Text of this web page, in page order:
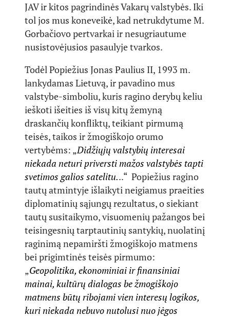
JAV ir kitos pagrindinės Vakarų valstybės. Iki
tol jos mus koneveikė, kad netrukdytume M.
Gorbačiovo pertvarkai ir nesugriautume
nusistovėjusios pasaulyje tvarkos.
Todėl Popiežius Jonas Paulius II, 1993 m.
lankydamas Lietuvą, ir pavadino mus
valstybe-simboliu, kuris ragino derybų keliu
ieškoti išeities iš visų kitų žemyną
draskančių konfliktų, teikiant pirmumą
teisės, taikos ir žmogiškojo orumo
vertybėms: „Didžiųjų valstybių interesai
niekada neturi priversti mažos valstybės tapti
svetimos galios satelitu...“ Popiežius ragino
tautų atmintyje išlaikyti neigiamus praeities
diplomatinių sąjungų rezultatus, o siekiant
tautų susitaikymo, visuomenių pažangos bei
teisingesnių tarptautinių santykių, nuolatinį
raginimą nepamiršti žmogiškojo matmens
bei prigimtinės teisės pirmumo:
„Geopolitika, ekonominiai ir finansiniai
mainai, kultūrų dialogas be žmogiškojo
matmens būtų ribojami vien interesų logikos,
kuri niekada nebuvo nutolusi nuo jėgos